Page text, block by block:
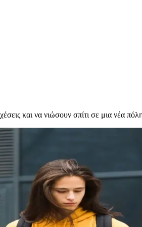
και να νιώσουν σπίτι σε μια νέα